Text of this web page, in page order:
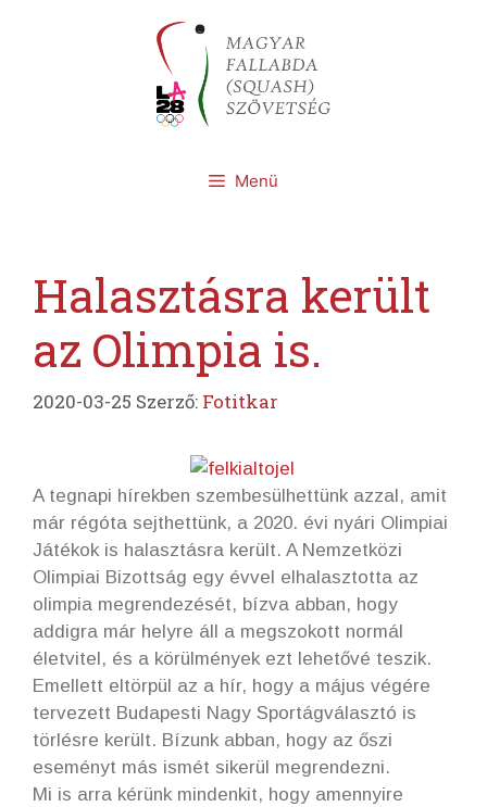
Menü
Halasztásra került
az Olimpia is.
2020-03-25 Szerző: Fotitkar
A tegnapi hírekben szembesülhettünk azzal, amit
már régóta sejthettünk, a 2020. évi nyári Olimpiai
Játékok is halasztásra került. A Nemzetközi
Olimpiai Bizottság egy évvel elhalasztotta az
olimpia megrendezését, bízva abban, hogy
addigra már helyre áll a megszokott normál
életvitel, és a körülmények ezt lehetővé teszik.
Emellett eltörpül az a hír, hogy a május végére
tervezett Budapesti Nagy Sportágválasztó is
törlésre került. Bízunk abban, hogy az őszi
eseményt más ismét sikerül megrendezni.
Mi is arra kérünk mindenkit, hogy amennyire